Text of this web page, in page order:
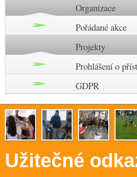
Organizace
Pořádané akce
Projekty
Prohlášení o
GDPR
Užitečné